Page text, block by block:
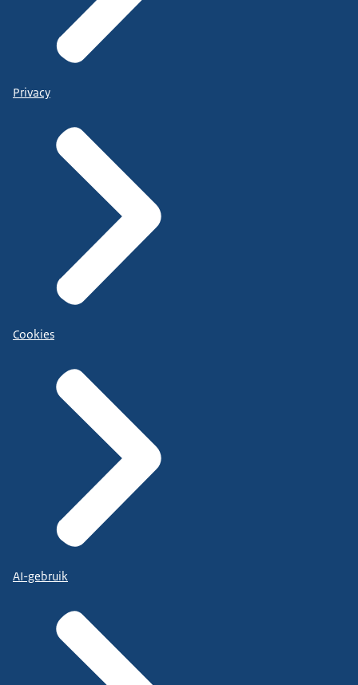
Privacy
Cookies
AI-gebruik